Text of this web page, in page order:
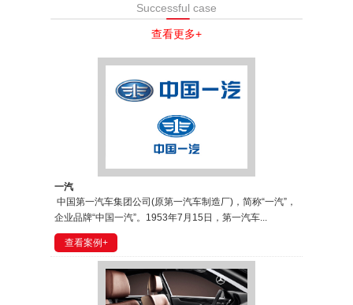
Successful case
查看更多+
一汽
中国第一汽车集团公司(原第一汽车制造厂)，简称“一汽”，
企业品牌“中国一汽”。1953年7月15日，第一汽车...
查看案例+